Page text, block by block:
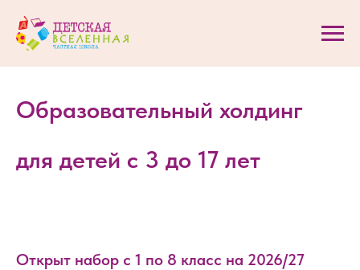
Образовательный холдинг
для детей с 3 до 17 лет
Открыт набор с 1 по 8 класс на 2026/27